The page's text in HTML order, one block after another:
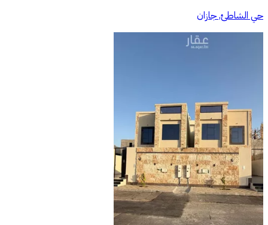
حي الشاطئ, جازان